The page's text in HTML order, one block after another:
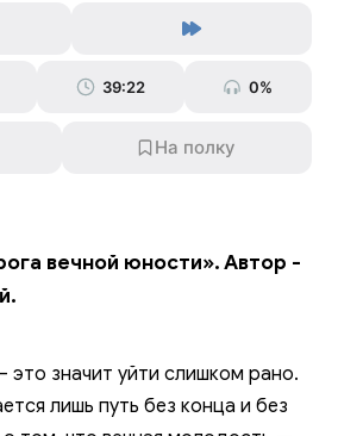
39:22 0%
вечной юности». Автор -
значит уйти слишком рано.
лишь путь без конца и без